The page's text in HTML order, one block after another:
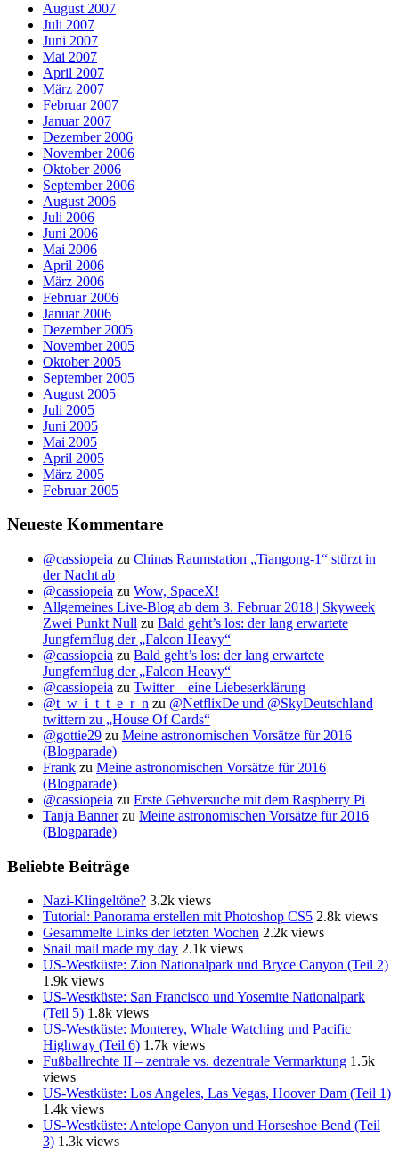
August 2007
Juli 2007
Juni 2007
Mai 2007
April 2007
März 2007
Februar 2007
Januar 2007
Dezember 2006
November 2006
Oktober 2006
September 2006
August 2006
Juli 2006
Juni 2006
Mai 2006
April 2006
März 2006
Februar 2006
Januar 2006
Dezember 2005
November 2005
Oktober 2005
September 2005
August 2005
Juli 2005
Juni 2005
Mai 2005
April 2005
März 2005
Februar 2005
Neueste Kommentare
@cassiopeia zu Chinas Raumstation „Tiangong-1“ stürzt in
der Nacht ab
@cassiopeia zu Wow, SpaceX!
Allgemeines Live-Blog ab dem 3. Februar 2018 | Skyweek
Zwei Punkt Null zu Bald geht’s los: der lang erwartete
Jungfernflug der „Falcon Heavy“
@cassiopeia zu Bald geht’s los: der lang erwartete
Jungfernflug der „Falcon Heavy“
@cassiopeia zu Twitter – eine Liebeserklärung
@t_w_i_t_t_e_r_n zu @NetflixDe und @SkyDeutschland
twittern zu „House Of Cards“
@gottie29 zu Meine astronomischen Vorsätze für 2016
(Blogparade)
Frank zu Meine astronomischen Vorsätze für 2016
(Blogparade)
@cassiopeia zu Erste Gehversuche mit dem Raspberry Pi
Tanja Bannerzu Meine astronomischen Vorsätze für 2016
(Blogparade)
Beliebte Beiträge
Nazi-Klingeltöne? 3.2k views
Tutorial: Panorama erstellen mit Photoshop CS5 2.8k views
Gesammelte Links der letzten Wochen 2.2k views
Snail mail made my day 2.1k views
US-Westküste: Zion Nationalpark und Bryce Canyon (Teil 2)
1.9k views
US-Westküste: San Francisco und Yosemite Nationalpark
(Teil 5) 1.8k views
US-Westküste: Monterey, Whale Watching und Pacific
Highway (Teil 6) 1.7k views
Fußballrechte II – zentrale vs. dezentrale Vermarktung 1.5k
views
US-Westküste: Los Angeles, Las Vegas, Hoover Dam (Teil 1)
1.4k views
US-Westküste: Antelope Canyon und Horseshoe Bend (Teil
3) 1.3k views